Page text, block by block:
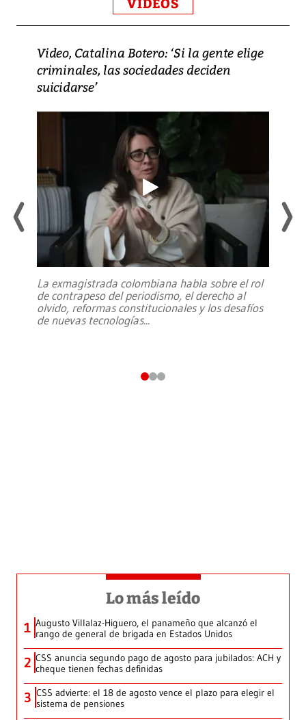
VIDEOS
Video, Catalina Botero: ‘Si la gente elige
criminales, las sociedades deciden
suicidarse’
La exmagistrada colombiana habla sobre el rol
de contrapeso del periodismo, el derecho al
olvido, reformas constitucionales y los desafíos
de nuevas tecnologías...
Lo más leído
1 Augusto Villalaz-Higuero, el panameño que alcanzó el
rango de general de brigada en Estados Unidos
2 CSS anuncia segundo pago de agosto para jubilados: ACH y
cheque tienen fechas definidas
3 CSS advierte: el 18 de agosto vence el plazo para elegir el
sistema de pensiones